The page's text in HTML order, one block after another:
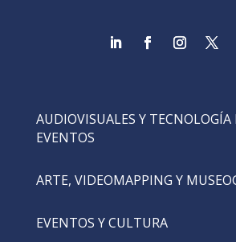
AUDIOVISUALES Y TECNOLOGÍA
EVENTOS
ARTE, VIDEOMAPPING Y
EVENTOS Y CULTURA